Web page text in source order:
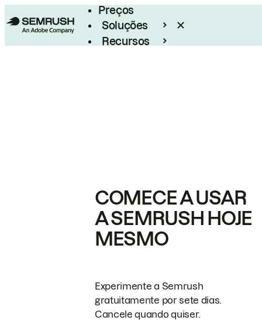
Preços
Soluções
Recursos
COMECE A USAR
A SEMRUSH HOJE
MESMO
Experimente a Semrush
gratuitamente por sete dias.
Cancele quando quiser.